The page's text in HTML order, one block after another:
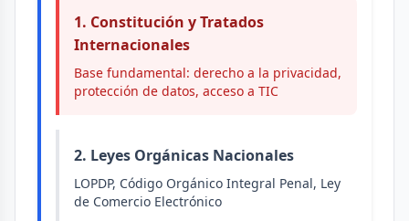
1. Constitución y Tratados
Internacionales
Base fundamental: derecho a la privacidad,
protección de datos, acceso a TIC
2. Leyes Orgánicas Nacionales
LOPDP, Código Orgánico Integral Penal, Ley
de Comercio Electrónico